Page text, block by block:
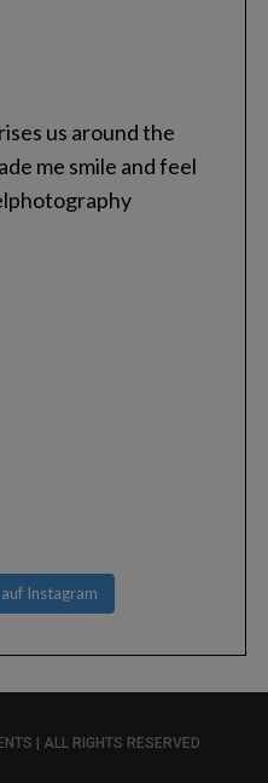
Instagram
| ALL RIGHTS RESERVED